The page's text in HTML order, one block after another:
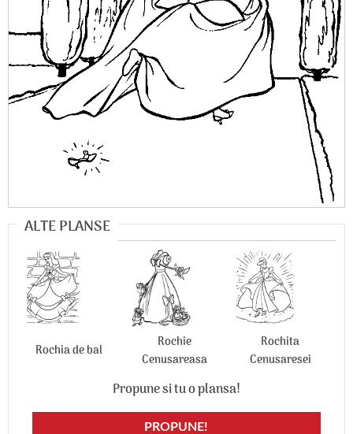
ALTE PLANSE
Rochia de bal
Rochie
Cenusareasa
Rochita
Cenusaresei
Propune si tu o plansa!
PROPUNE!